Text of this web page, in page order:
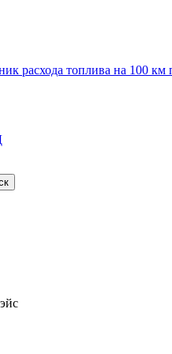
расхода топлива на 100 км